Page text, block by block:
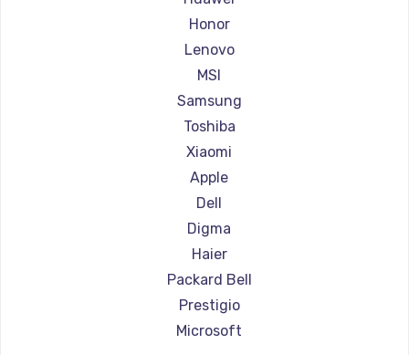
Ремонт ноутбуков Getac
Ремонт ноутбуков Epson
Ремонт ноутбуков Philips
Ремонт ноутбуков LG
Ремонт ноутбуков Panasonic
Ремонт ноутбуков Irbis
Ремонт ноутбуков Thunderobot
Ремонт ноутбуков Hasee
Ремонт ноутбуков ZTE
Ремонт ноутбуков Hiper
Ремонт ноутбуков Evga
Ремонт ноутбуков Google
Ремонт ноутбуков Echips
Honor
Lenovo
MSI
Samsung
Toshiba
Xiaomi
Apple
Dell
Digma
Haier
Packard Bell
Prestigio
Microsoft